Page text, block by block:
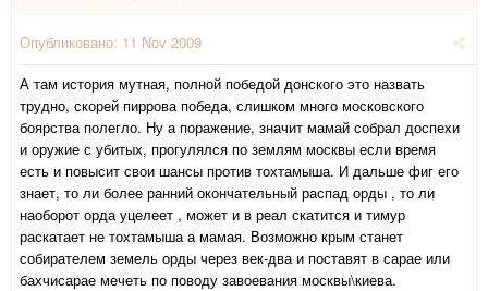
Опубликовано: 11 Nov 2009
А там история мутная, полной победой донского это назвать
трудно, скорей пиррова победа, слишком много московского
боярства полегло. Ну а поражение, значит мамай собрал доспехи
и оружие с убитых, прогулялся по землям москвы если время
есть и повысит свои шансы против тохтамыша. И дальше фиг его
знает, то ли более ранний окончательный распад орды , то ли
наоборот орда уцелеет , может и в реал скатится и тимур
раскатает не тохтамыша а мамая. Возможно крым станет
собирателем земель орды через век-два и поставят в сарае или
бахчисарае мечеть по поводу завоевания москвы\киева.